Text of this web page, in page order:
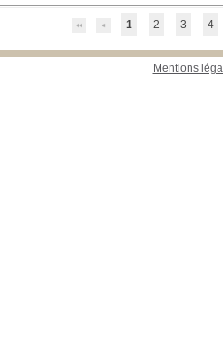
1 2 3 4
Mentions